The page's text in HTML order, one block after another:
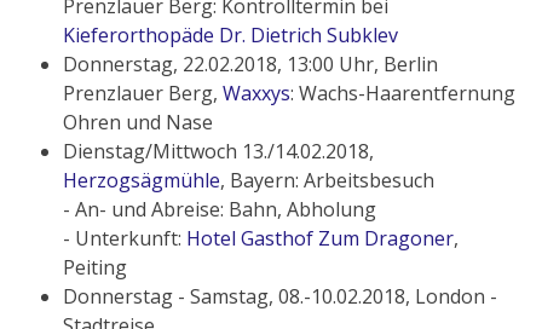
Prenzlauer Berg: Kontrolltermin bei
Kieferorthopäde Dr. Dietrich Subklev
Donnerstag, 22.02.2018, 13:00 Uhr, Berlin
Prenzlauer Berg, Waxxys: Wachs-Haarentfernung
Ohren und Nase
Dienstag/Mittwoch 13./14.02.2018,
Herzogsägmühle, Bayern: Arbeitsbesuch
- An- und Abreise: Bahn, Abholung
- Unterkunft: Hotel Gasthof Zum Dragoner,
Peiting
Donnerstag - Samstag, 08.-10.02.2018, London -